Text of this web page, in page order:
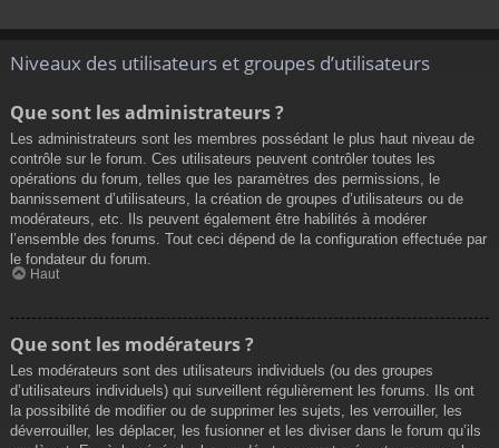
Niveaux des utilisateurs et groupes d’utilisateurs
Que sont les administrateurs ?
Les administrateurs sont les membres possédant le plus haut niveau de
contrôle sur le forum. Ces utilisateurs peuvent contrôler toutes les
opérations du forum, telles que les paramètres des permissions, le
bannissement d’utilisateurs, la création de groupes d’utilisateurs ou de
modérateurs, etc. Ils peuvent également être habilités à modérer
l’ensemble des forums. Tout ceci dépend de la configuration effectuée par
le fondateur du forum.
Haut
Que sont les modérateurs ?
Les modérateurs sont des utilisateurs individuels (ou des groupes
d’utilisateurs individuels) qui surveillent régulièrement les forums. Ils ont
la possibilité de modifier ou de supprimer les sujets, les verrouiller, les
déverrouiller, les déplacer, les fusionner et les diviser dans le forum qu’ils